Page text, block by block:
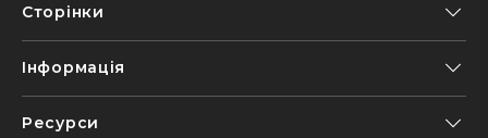
Сторінки
Інформація
Ресурси